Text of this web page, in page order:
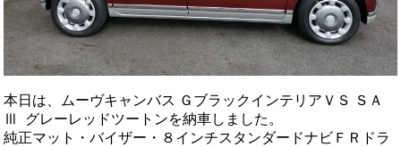
本日は、ムーヴキャンバス ＧブラックインテリアＶＳ ＳＡ
Ⅲ グレーレッドツートンを納車しました。
純正マット・バイザー・８インチスタンダードナビＦＲドラ